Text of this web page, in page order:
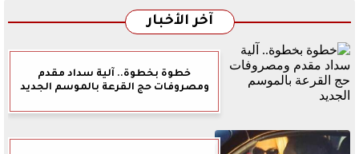
آخر الأخبار
خطوة بخطوة.. آلية سداد مقدم
ومصروفات حج القرعة بالموسم الجديد